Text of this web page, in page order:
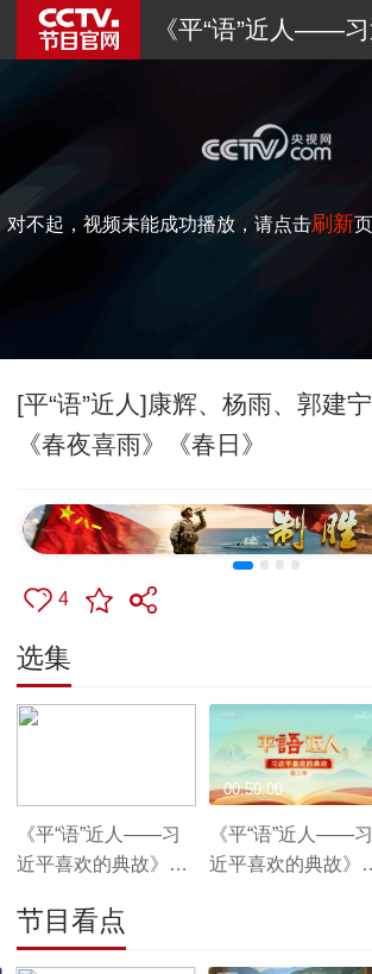
《平“语”近人——
季）
对不起，视频未能成功播放，请点击刷新
[平“语”近人]康辉、杨雨、郭建
《春夜喜雨》《春日》
4
选集
《平“语”近人——习
近平喜欢的典故》第
是人民
《平“语”近人——习
近平喜欢的典故》
00:50:00
节目看点